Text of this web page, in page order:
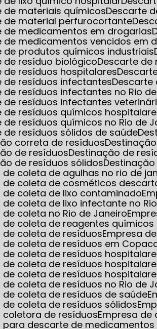
de materiais químicos Descarte
de material perfurocortante
de medicamentos em drogarias
de medicamentos vencidos em
de produtos químicos industriais
de resíduo biológico Descarte
de resíduos hospitalares
de resíduos infectantes
de resíduos infectantes no Rio
de resíduos infectantes
de resíduos químicos
de resíduos químicos no Rio de
de resíduos sólidos de saúde
correta de resíduos
de resíduos Destinação de
de resíduos sólidos
de coleta de agulhas no rio de
de coleta de cosméticos
de coleta de lixo contaminado
de coleta de lixo infectante no
de coleta no Rio de Janeiro
de coleta de reagentes
de coleta de resíduos Empresa
de coleta de resíduos em
de coleta de resíduos
de coleta de resíduos
de coleta de resíduos
de coleta de resíduos no Rio de
de coleta de resíduos de saúde
de coleta de resíduos sólidos
coletora de resíduos Empresa
para descarte de